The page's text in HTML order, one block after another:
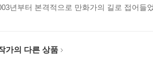
년부터 본격적으로 만화가의 길로 접어들
가의 다른 상품